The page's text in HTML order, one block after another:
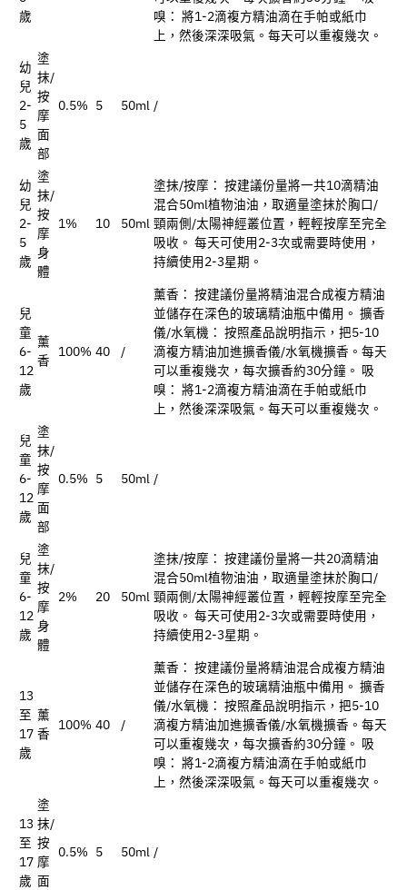
歲
嗅： 將1-2滴複方精油滴在手帕或紙巾
上，然後深深吸氣。每天可以重複幾次。
幼
兒
2-
5
歲
塗
抹/
按
摩
面
部
0.5% 5 50ml /
幼
兒
2-
5
歲
塗
抹/
按
摩
身
體
1% 10 50ml
塗抹/按摩： 按建議份量將一共10滴精油
混合50ml植物油油，取適量塗抹於胸口/
頸兩側/太陽神經叢位置，輕輕按摩至完全
吸收。 每天可使用2-3次或需要時使用，
持續使用2-3星期。
兒
童
6-
12
歲
薰
香
100% 40 /
薰香： 按建議份量將精油混合成複方精油
並儲存在深色的玻璃精油瓶中備用。 擴香
儀/水氧機： 按照產品說明指示，把5-10
滴複方精油加進擴香儀/水氧機擴香。每天
可以重複幾次，每次擴香約30分鐘。 吸
嗅： 將1-2滴複方精油滴在手帕或紙巾
上，然後深深吸氣。每天可以重複幾次。
兒
童
6-
12
歲
塗
抹/
按
摩
面
部
0.5% 5 50ml /
兒
童
6-
12
歲
塗
抹/
按
摩
身
體
2% 20 50ml
塗抹/按摩： 按建議份量將一共20滴精油
混合50ml植物油油，取適量塗抹於胸口/
頸兩側/太陽神經叢位置，輕輕按摩至完全
吸收。 每天可使用2-3次或需要時使用，
持續使用2-3星期。
13
至
17
歲
薰
香
100% 40 /
薰香： 按建議份量將精油混合成複方精油
並儲存在深色的玻璃精油瓶中備用。 擴香
儀/水氧機： 按照產品說明指示，把5-10
滴複方精油加進擴香儀/水氧機擴香。每天
可以重複幾次，每次擴香約30分鐘。 吸
嗅： 將1-2滴複方精油滴在手帕或紙巾
上，然後深深吸氣。每天可以重複幾次。
13
至
17
歲
塗
抹/
按
摩
面
0.5% 5 50ml /